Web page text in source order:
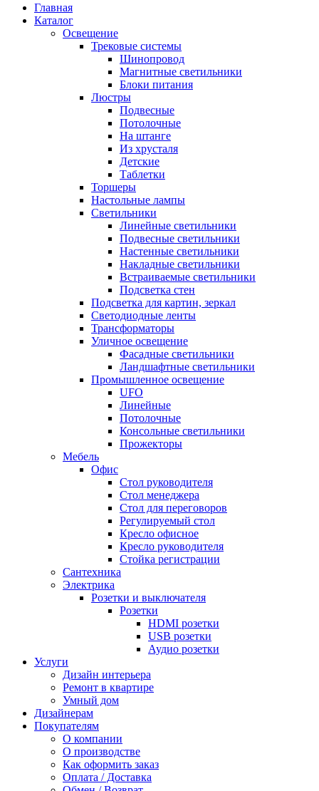
Главная
Каталог
Освещение
Трековые системы
Шинопровод
Магнитные светильники
Блоки питания
Люстры
Подвесные
Потолочные
На штанге
Из хрусталя
Детские
Таблетки
Торшеры
Настольные лампы
Светильники
Линейные светильники
Подвесные светильники
Настенные светильники
Накладные светильники
Встраиваемые светильники
Подсветка стен
Подсветка для картин, зеркал
Светодиодные ленты
Трансформаторы
Уличное освещение
Фасадные светильники
Ландшафтные светильники
Промышленное освещение
UFO
Линейные
Потолочные
Консольные светильники
Прожекторы
Мебель
Офис
Стол руководителя
Стол менеджера
Стол для переговоров
Регулируемый стол
Кресло офисное
Кресло руководителя
Стойка регистрации
Сантехника
Электрика
Розетки и выключателя
Розетки
HDMI розетки
USB розетки
Аудио розетки
Услуги
Дизайн интерьера
Ремонт в квартире
Умный дом
Дизайнерам
Покупателям
О компании
О производстве
Как оформить заказ
Оплата / Доставка